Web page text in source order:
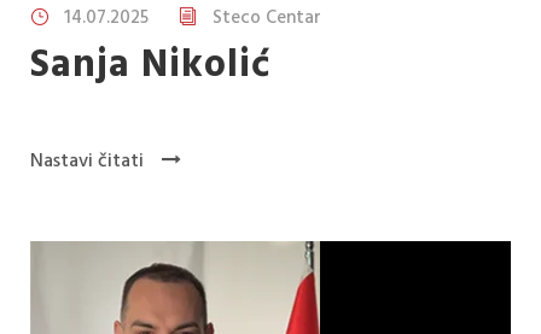
14.07.2025 Steco Centar
Sanja Nikolić
Nastavi čitati